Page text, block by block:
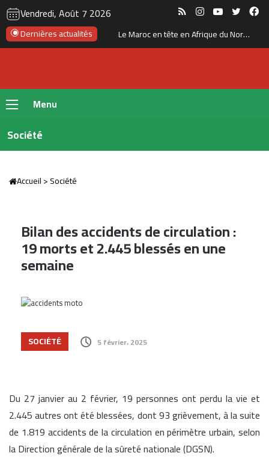
Vendredi, Août 7 2026 RSS InstagramYouTube
Dernières actualités
Menu
Société
Accueil>Société
Bilan des accidents de circulation :
19 morts et 2.445 blessés en une
semaine
SOCIÉTÉ 5 février، 2025
Du 27 janvier au 2 février, 19 personnes ont perdu la vie et
2.445 autres ont été blessées, dont 93 grièvement, à la suite
de 1.819 accidents de la circulation en périmètre urbain, selon
la Direction générale de la sûreté nationale (DGSN).